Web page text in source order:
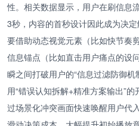
性。相关数据显示，用户在刷信息
3秒，内容的首秒设计因此成为决
要借助动态视觉元素（比如快节奏
信息锚点（比如直击用户痛点的设
瞬之间打破用户的“信息过滤防御
用“错误认知拆解+精准方案输出”
过场景化冲突画面快速唤醒用户代